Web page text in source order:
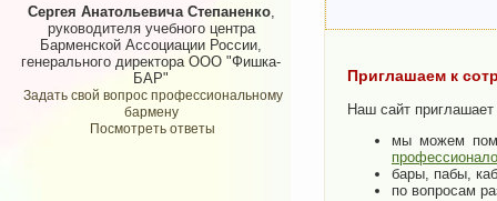
Сергея Анатольевича Степаненко,
руководителя учебного центра
Барменской Ассоциации России,
генерального директора ООО "Фишка-
БАР"
Задать свой вопрос профессиональному
бармену
Посмотреть ответы
Приглашаем к
Наш сайт приглашает
мы можем
бары, пабы,
по вопросам